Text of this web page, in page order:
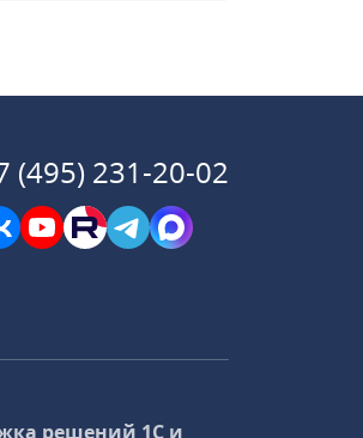
(495) 231-20-02
решений 1С и